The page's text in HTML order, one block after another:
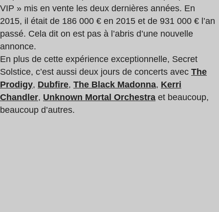
VIP » mis en vente les deux dernières années. En
2015, il était de 186 000 € en 2015 et de 931 000 € l’an
passé. Cela dit on est pas à l’abris d’une nouvelle
annonce.
En plus de cette expérience exceptionnelle, Secret
Solstice, c’est aussi deux jours de concerts avec The
Prodigy, Dubfire, The Black Madonna, Kerri
Chandler, Unknown Mortal Orchestra et beaucoup,
beaucoup d’autres.